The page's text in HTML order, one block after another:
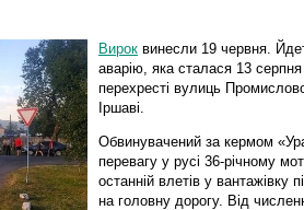
Вирок винесли 19 червня.
аварію, яка сталася 13
перехресті вулиць
Іршаві.
Обвинувачений за кермом
перевагу у русі 36-річному
останній влетів у вантажівку
на головну дорогу. Від